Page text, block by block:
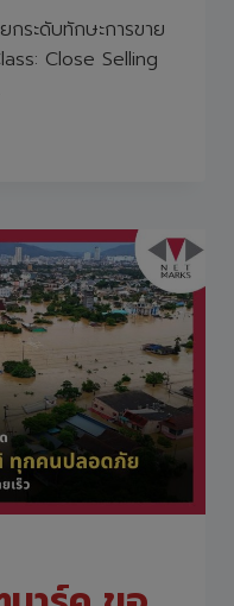
ระดับทักษะการขาย
Close Selling